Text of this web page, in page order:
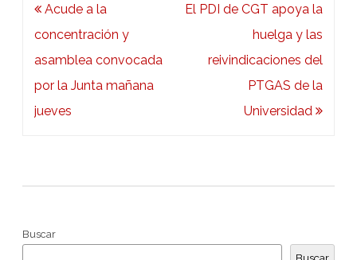
Navegación
de
entradas
Acude a la
concentración y
asamblea convocada
por la Junta mañana
jueves
El PDI de CGT apoya la
huelga y las
reivindicaciones del
PTGAS de la
Universidad
Buscar